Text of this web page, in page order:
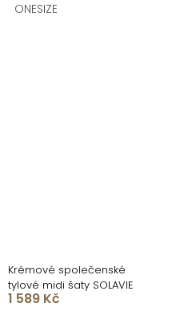
ONESIZE
Krémové společenské
tylové midi šaty SOLAVIE
1 589 Kč